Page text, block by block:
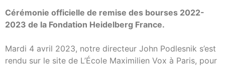
Cérémonie officielle de remise des bourses 2022-
2023 de la Fondation Heidelberg France.
Mardi 4 avril 2023, notre directeur John Podlesnik s’est
rendu sur le site de L’École Maximilien Vox à Paris, pour